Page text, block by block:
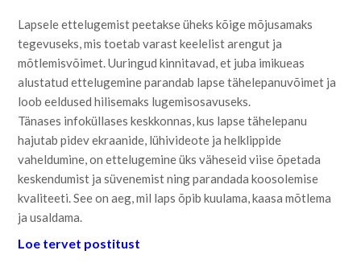
Lapsele ettelugemist peetakse üheks kõige mõjusamaks
tegevuseks, mis toetab varast keelelist arengut ja
mõtlemisvõimet. Uuringud kinnitavad, et juba imikueas
alustatud ettelugemine parandab lapse tähelepanuvõimet ja
loob eeldused hilisemaks lugemisosavuseks.
Tänases infoküllases keskkonnas, kus lapse tähelepanu
hajutab pidev ekraanide, lühivideote ja helklippide
vaheldumine, on ettelugemine üks väheseid viise õpetada
keskendumist ja süvenemist ning parandada koosolemise
kvaliteeti. See on aeg, mil laps õpib kuulama, kaasa mõtlema
ja usaldama.
Loe tervet postitust